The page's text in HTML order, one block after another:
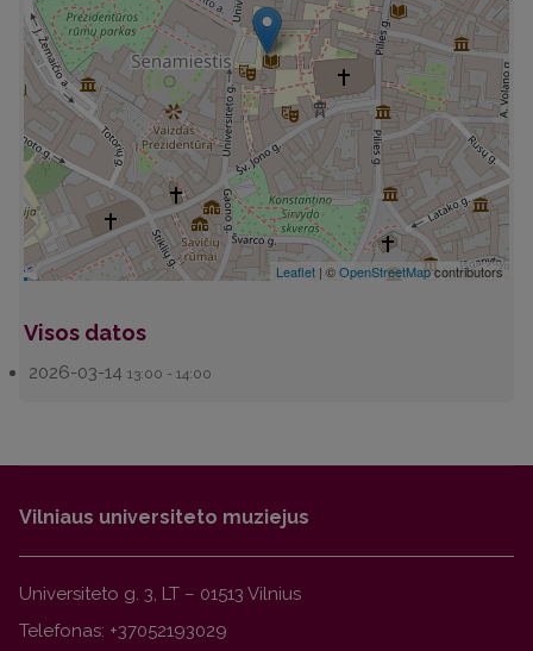
Leaflet| ©OpenStreetMapcontributors
Visos datos
2026-03-14 13:00 - 14:00
Vilniaus universiteto muziejus
Universiteto g. 3, LT – 01513 Vilnius
Telefonas: +37052193029